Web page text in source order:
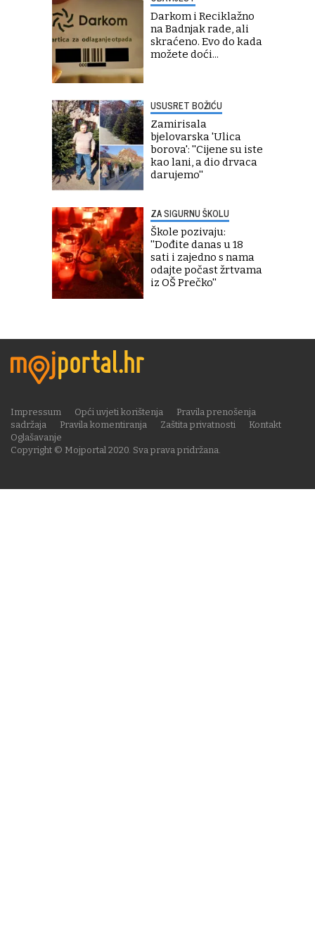
Darkom i Reciklažno
na Badnjak rade, ali
skraćeno. Evo do kada
možete doći...
USUSRET BOŽIĆU
Zamirisala
bjelovarska 'Ulica
borova': ''Cijene su iste
kao lani, a dio drvaca
darujemo''
ZA SIGURNU ŠKOLU
Škole pozivaju:
''Dođite danas u 18
sati i zajedno s nama
odajte počast žrtvama
iz OŠ Prečko''
Copyright © Mojportal 2020. Sva prava pridržana.
Impressum Opći uvjeti korištenja
Pravila prenošenja
sadržaja
Pravila komentiranja Zaštita privatnosti
Kontakt
Oglašavanje